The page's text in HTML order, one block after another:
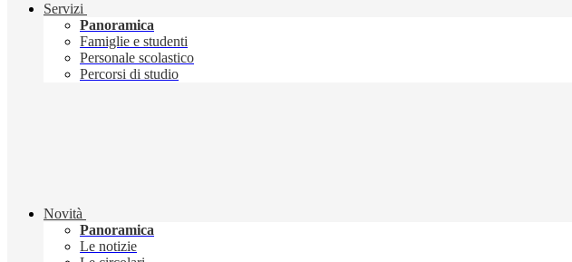
Servizi
Panoramica
Famiglie e studenti
Personale scolastico
Percorsi di studio
Novità
Panoramica
Le notizie